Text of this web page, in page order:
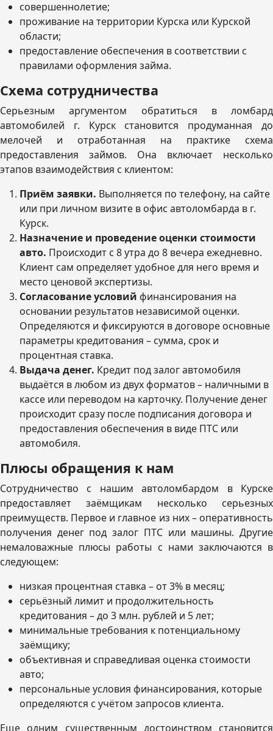
совершеннолетие;
проживание на территории Курска или Курской
области;
предоставление обеспечения в соответствии с
правилами оформления займа.
Схема сотрудничества
Серьезным аргументом обратиться в ломбард
автомобилей г. Курск становится продуманная до
мелочей и отработанная на практике схема
предоставления займов. Она включает несколько
этапов взаимодействия с клиентом:
Приём заявки. Выполняется по телефону, на сайте
или при личном визите в офис автоломбарда в г.
Курск.
Назначение и проведение оценки стоимости
авто. Происходит с 8 утра до 8 вечера ежедневно.
Клиент сам определяет удобное для него время и
место ценовой экспертизы.
Согласование условий финансирования на
основании результатов независимой оценки.
Определяются и фиксируются в договоре основные
параметры кредитования – сумма, срок и
процентная ставка.
Выдача денег. Кредит под залог автомобиля
выдаётся в любом из двух форматов – наличными в
кассе или переводом на карточку. Получение денег
происходит сразу после подписания договора и
предоставления обеспечения в виде ПТС или
автомобиля.
Плюсы обращения к нам
Сотрудничество с нашим автоломбардом в Курске
предоставляет заёмщикам несколько серьезных
преимуществ. Первое и главное из них – оперативность
получения денег под залог ПТС или машины. Другие
немаловажные плюсы работы с нами заключаются в
следующем:
низкая процентная ставка – от 3% в месяц;
серьёзный лимит и продолжительность
кредитования – до 3 млн. рублей и 5 лет;
минимальные требования к потенциальному
заёмщику;
объективная и справедливая оценка стоимости
авто;
персональные условия финансирования, которые
определяются с учётом запросов клиента.
Еще одним существенным достоинством становится